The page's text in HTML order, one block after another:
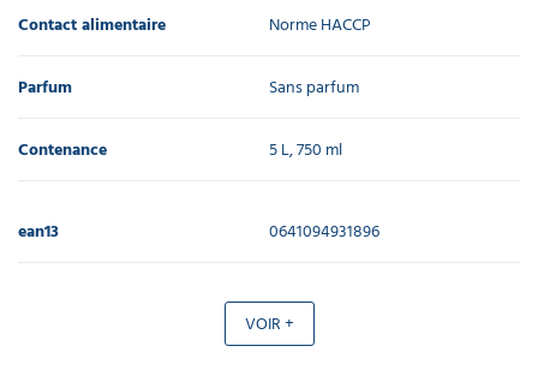
Contact alimentaire Norme HACCP
Parfum Sans parfum
Contenance 5 L, 750 ml
ean13 0641094931896
VOIR +